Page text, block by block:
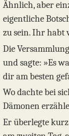
Ähnlich, aber
eigentliche
zu sein. Ihr habt
Die
und sagte: »Es
dir am besten
Wo dachte bei
Dämonen
Er überlegte